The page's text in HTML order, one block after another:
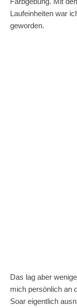
Laufeinheiten war
geworden.
Das lag aber
mich persönlich an
Soar eigentlich